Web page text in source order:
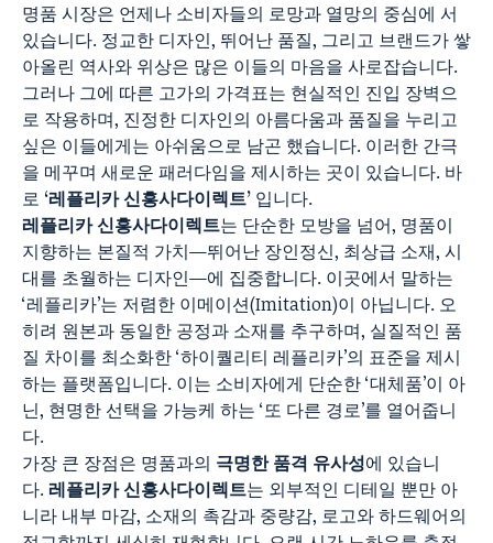
명품 시장은 언제나 소비자들의 로망과 열망의 중심에 서
있습니다. 정교한 디자인, 뛰어난 품질, 그리고 브랜드가 쌓
아올린 역사와 위상은 많은 이들의 마음을 사로잡습니다.
그러나 그에 따른 고가의 가격표는 현실적인 진입 장벽으
로 작용하며, 진정한 디자인의 아름다움과 품질을 누리고
싶은 이들에게는 아쉬움으로 남곤 했습니다. 이러한 간극
을 메꾸며 새로운 패러다임을 제시하는 곳이 있습니다. 바
로 ‘레플리카신흥사다이렉트’ 입니다.
레플리카 신흥사다이렉트는 단순한 모방을 넘어, 명품이
지향하는 본질적 가치—뛰어난 장인정신, 최상급 소재, 시
대를 초월하는 디자인—에 집중합니다. 이곳에서 말하는
‘레플리카’는 저렴한 이메이션(Imitation)이 아닙니다. 오
히려 원본과 동일한 공정과 소재를 추구하며, 실질적인 품
질 차이를 최소화한 ‘하이퀄리티 레플리카’의 표준을 제시
하는 플랫폼입니다. 이는 소비자에게 단순한 ‘대체품’이 아
닌, 현명한 선택을 가능케 하는 ‘또 다른 경로’를 열어줍니
다.
가장 큰 장점은 명품과의 극명한 품격 유사성에 있습니
다. 레플리카 신흥사다이렉트는 외부적인 디테일 뿐만 아
니라 내부 마감, 소재의 촉감과 중량감, 로고와 하드웨어의